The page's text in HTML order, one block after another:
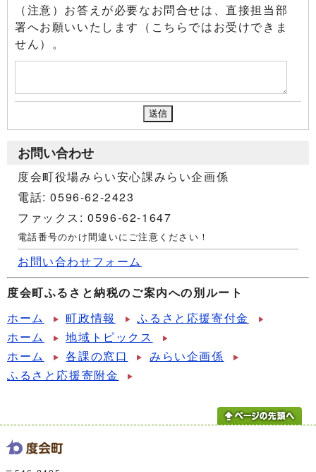
（注意）お答えが必要なお問合せは、直接担当部
署へお願いいたします（こちらではお受けできま
せん）。
お問い合わせ
度会町役場みらい安心課みらい企画係
電話: 0596-62-2423
ファックス: 0596-62-1647
電話番号のかけ間違いにご注意ください！
お問い合わせフォーム
度会町ふるさと納税のご案内への別ルート
ホーム
町政情報
ふるさと応援寄付金
ホーム
地域トピックス
ホーム
各課の窓口
みらい企画係
ふるさと応援寄附金